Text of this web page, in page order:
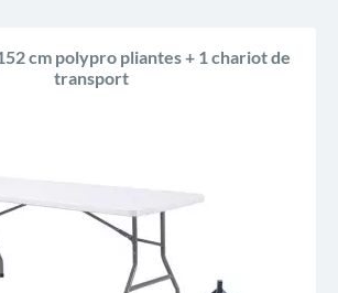
cm polypro pliantes + 1 chariot de
transport